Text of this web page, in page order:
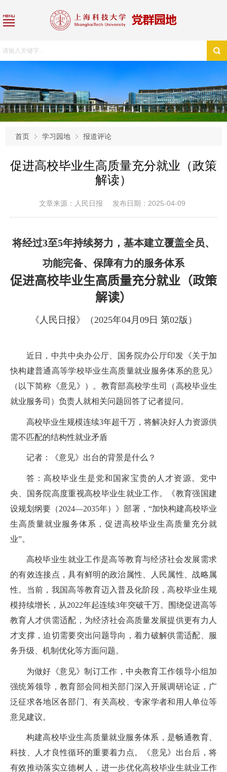
首页 学习园地 报道评论
促进高校毕业生高质量充分就业（政策
解读）
文章来源：人民日报 发布日期：2025-04-09
将经过3至5年持续努力，基本建立覆盖全员、
功能完备、保障有力的服务体系
促进高校毕业生高质量充分就业（政策
解读）
《人民日报》（ 2025年04月 09日 第02版）
近日，中共中央办公厅、国务院办公厅印发《关于加
快构建普通高等学校毕业生高质量就业服务体系的意见》
（以下简称《意见》）。教育部高校学生司（高校毕业生
就业服务司）负责人就相关问题回答了记者提问。
高校毕业生规模连续3年超千万，将解决好人力资源供
需不匹配的结构性就业矛盾
记者：《意见》出台的背景是什么？
答：高校毕业生是党和国家宝贵的人才资源。党中
央、国务院高度重视高校毕业生就业工作。《教育强国建
设规划纲要（2024—2035年）》部署，“加快构建高校毕业
生高质量就业服务体系，促进高校毕业生高质量充分就
业”。
高校毕业生就业工作是高等教育与经济社会发展需求
的有效连接点，具有鲜明的政治属性、人民属性、战略属
性。当前，我国高等教育迈入普及化阶段，高校毕业生规
模持续增长，从2022年起连续3年突破千万。围绕促进高等
教育人才供需适配，为经济社会高质量发展提供更有力人
才支撑，迫切需要突出问题导向，着力破解供需适配、服
务升级、机制优化等方面问题。
为做好《意见》制订工作，中央教育工作领导小组加
强统筹领导，教育部会同相关部门深入开展调研论证，广
泛征求各地区各部门、有关高校、专家学者和用人单位等
意见建议。
构建高校毕业生高质量就业服务体系，是畅通教育、
科技、人才良性循环的重要着力点。《意见》出台后，将
有效推动落实立德树人，进一步优化高校毕业生就业工作